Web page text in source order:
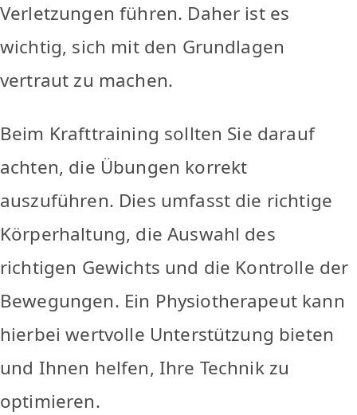
Verletzungen führen. Daher ist es
wichtig, sich mit den Grundlagen
vertraut zu machen.
Beim Krafttraining sollten Sie darauf
achten, die Übungen korrekt
auszuführen. Dies umfasst die richtige
Körperhaltung, die Auswahl des
richtigen Gewichts und die Kontrolle der
Bewegungen. Ein Physiotherapeut kann
hierbei wertvolle Unterstützung bieten
und Ihnen helfen, Ihre Technik zu
optimieren.